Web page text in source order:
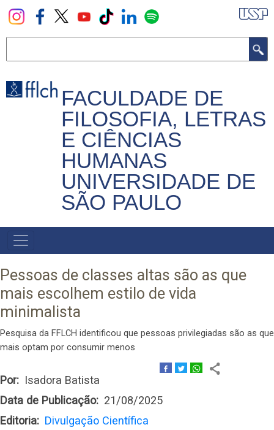
Pular
para
principal
FACULDADE DE
FILOSOFIA, LETRAS
E CIÊNCIAS
HUMANAS
UNIVERSIDADE DE
SÃO PAULO
NAVEGADOR
PRINCIPAL
Pessoas de classes altas são as que
mais escolhem estilo de vida
minimalista
Pesquisa da FFLCH identificou que pessoas privilegiadas são as que
mais optam por consumir menos
Por
Isadora Batista
Data de Publicação
21/08/2025
Editoria
Divulgação Científica